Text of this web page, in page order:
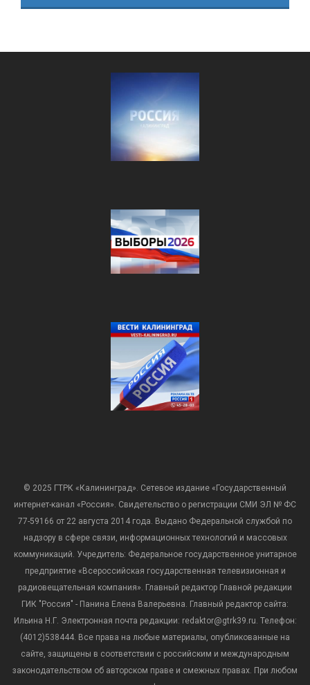
© 2025 ГТРК «Калининград». Сетевое издание «Государственный
интернет-канал «Россия». Свидетельство о регистрации СМИ ЭЛ № ФС
77-59166 от 22 августа 2014 года. Выдано Федеральной службой по
надзору в сфере связи, информационных технологий и массовых
коммуникаций. Учредитель: Федеральное государственное унитарное
предприятие «Всероссийская государственная телевизионная и
радиовещательная компания». Главный редактор Главной редакции
ГИК "Россия" - Панина Елена Валерьевна. Главный редактор сайта:
Ильина Н.Г. Электронная почта редакции: redaktor@gtrk39.ru. Телефон:
(4012)538444. Все права на любые материалы, опубликованные на
сайте, защищены в соответствии с российским и международным
законодательством об авторском праве и смежных правах. При любом